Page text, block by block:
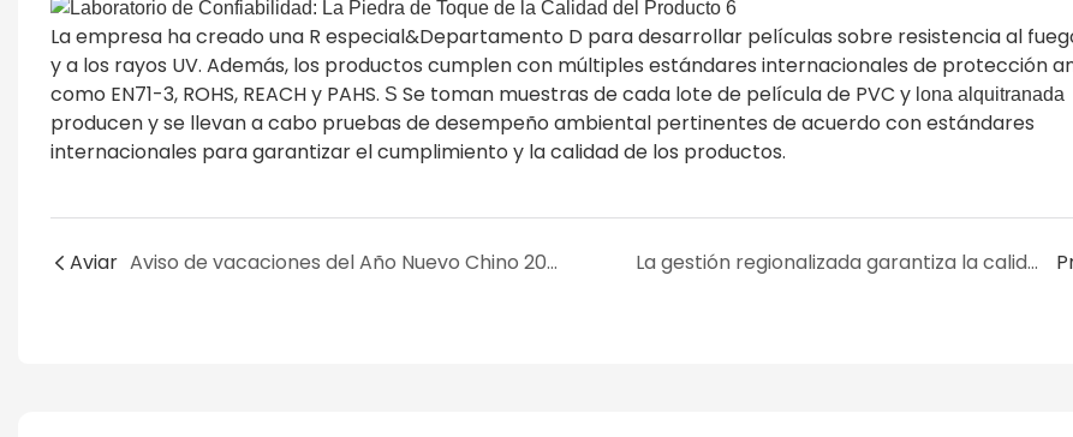
La empresa ha creado una R especial&Departamento D para desarrollar películas sobre resistencia al
y a los rayos UV. Además, los productos cumplen con múltiples estándares internacionales de protección
como EN71-3, ROHS, REACH y PAHS. S Se toman muestras de cada lote de película de PVC y lona alquitranada
producen y se llevan a cabo pruebas de desempeño ambiental pertinentes de acuerdo con estándares
internacionales para garantizar el cumplimiento y la calidad de los productos.
Aviar Aviso de vacaciones del Año Nuevo Chino 2025 La gestión regionalizada garantiza la calidad del producto